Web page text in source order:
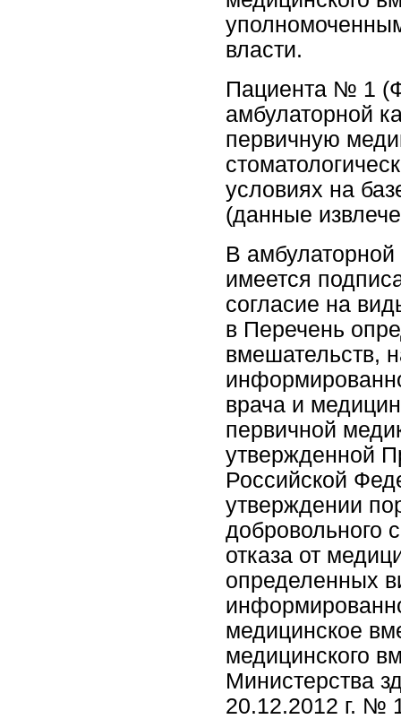
власти.
Пациента № 1
амбулаторной
первичную
условиях на
(данные
В
имеется
согласие на
в Перечень
вмешательств,
врача и
первичной
утвержденной
Российской
утверждении
добровольного
отказа от
определенных
медицинское
медицинского
Министерства
20.12.2012 г. №